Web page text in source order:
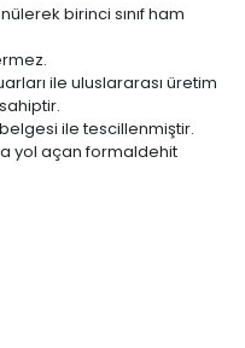
birinci sınıf ham
ile uluslararası üretim
ile tescillenmiştir.
yol açan formaldehit